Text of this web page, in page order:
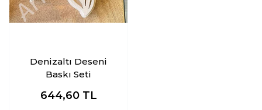
Denizaltı Deseni
Baskı Seti
644,60 TL